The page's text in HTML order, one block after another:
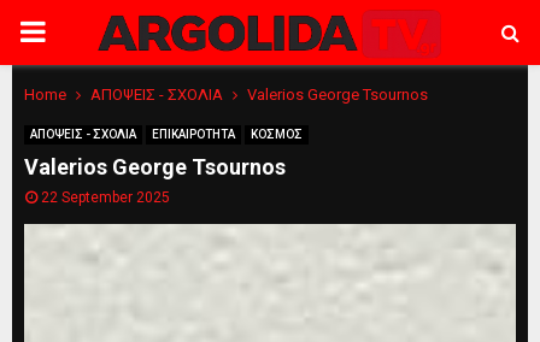
PRIMARY
MENU
Home ΑΠΟΨΕΙΣ - ΣΧΟΛΙΑ Valerios George Tsournos
ΑΠΟΨΕΙΣ - ΣΧΟΛΙΑ ΕΠΙΚΑΙΡΟΤΗΤΑ ΚΟΣΜΟΣ
Valerios George Tsournos
22 September 2025